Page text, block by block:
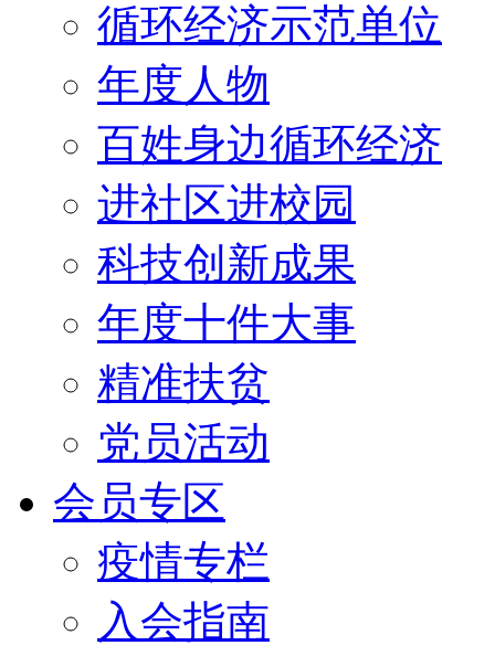
循环经济示范单位
年度人物
百姓身边循环经济
进社区进校园
科技创新成果
年度十件大事
精准扶贫
党员活动
会员专区
疫情专栏
入会指南